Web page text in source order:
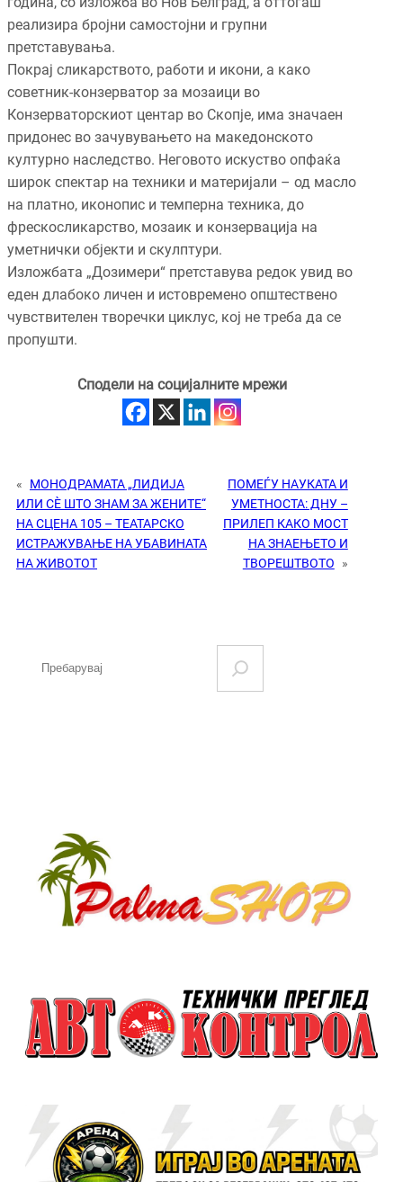
реализира бројни самостојни и групни
претставувања.
Покрај сликарството, работи и икони, а како
советник-конзерватор за мозаици во
Конзерваторскиот центар во Скопје, има значаен
придонес во зачувувањето на македонското
културно наследство. Неговото искуство опфаќа
широк спектар на техники и материјали – од масло
на платно, иконопис и темперна техника, до
фрескосликарство, мозаик и конзервација на
уметнички објекти и скулптури.
Изложбата „Дозимери“ претставува редок увид во
еден длабоко личен и истовремено општествено
чувствителен творечки циклус, кој не треба да се
пропушти.
Сподели на социјалните мрежи
«
МОНОДРАМАТА „ЛИДИЈА
ИЛИ СÈ ШТО ЗНАМ ЗА ЖЕНИТЕ“
НА СЦЕНА 105 – ТЕАТАРСКО
ИСТРАЖУВАЊЕ НА УБАВИНАТА
НА ЖИВОТОТ
ПОМЕЃУ НАУКАТА И
УМЕТНОСТА: ДНУ –
ПРИЛЕП КАКО МОСТ
НА ЗНАЕЊЕТО И
ТВОРЕШТВОТО
»